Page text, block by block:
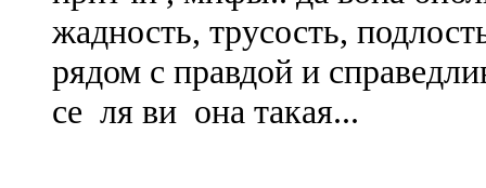
жадность, трусость,
рядом с правдой и
се ля ви она такая...